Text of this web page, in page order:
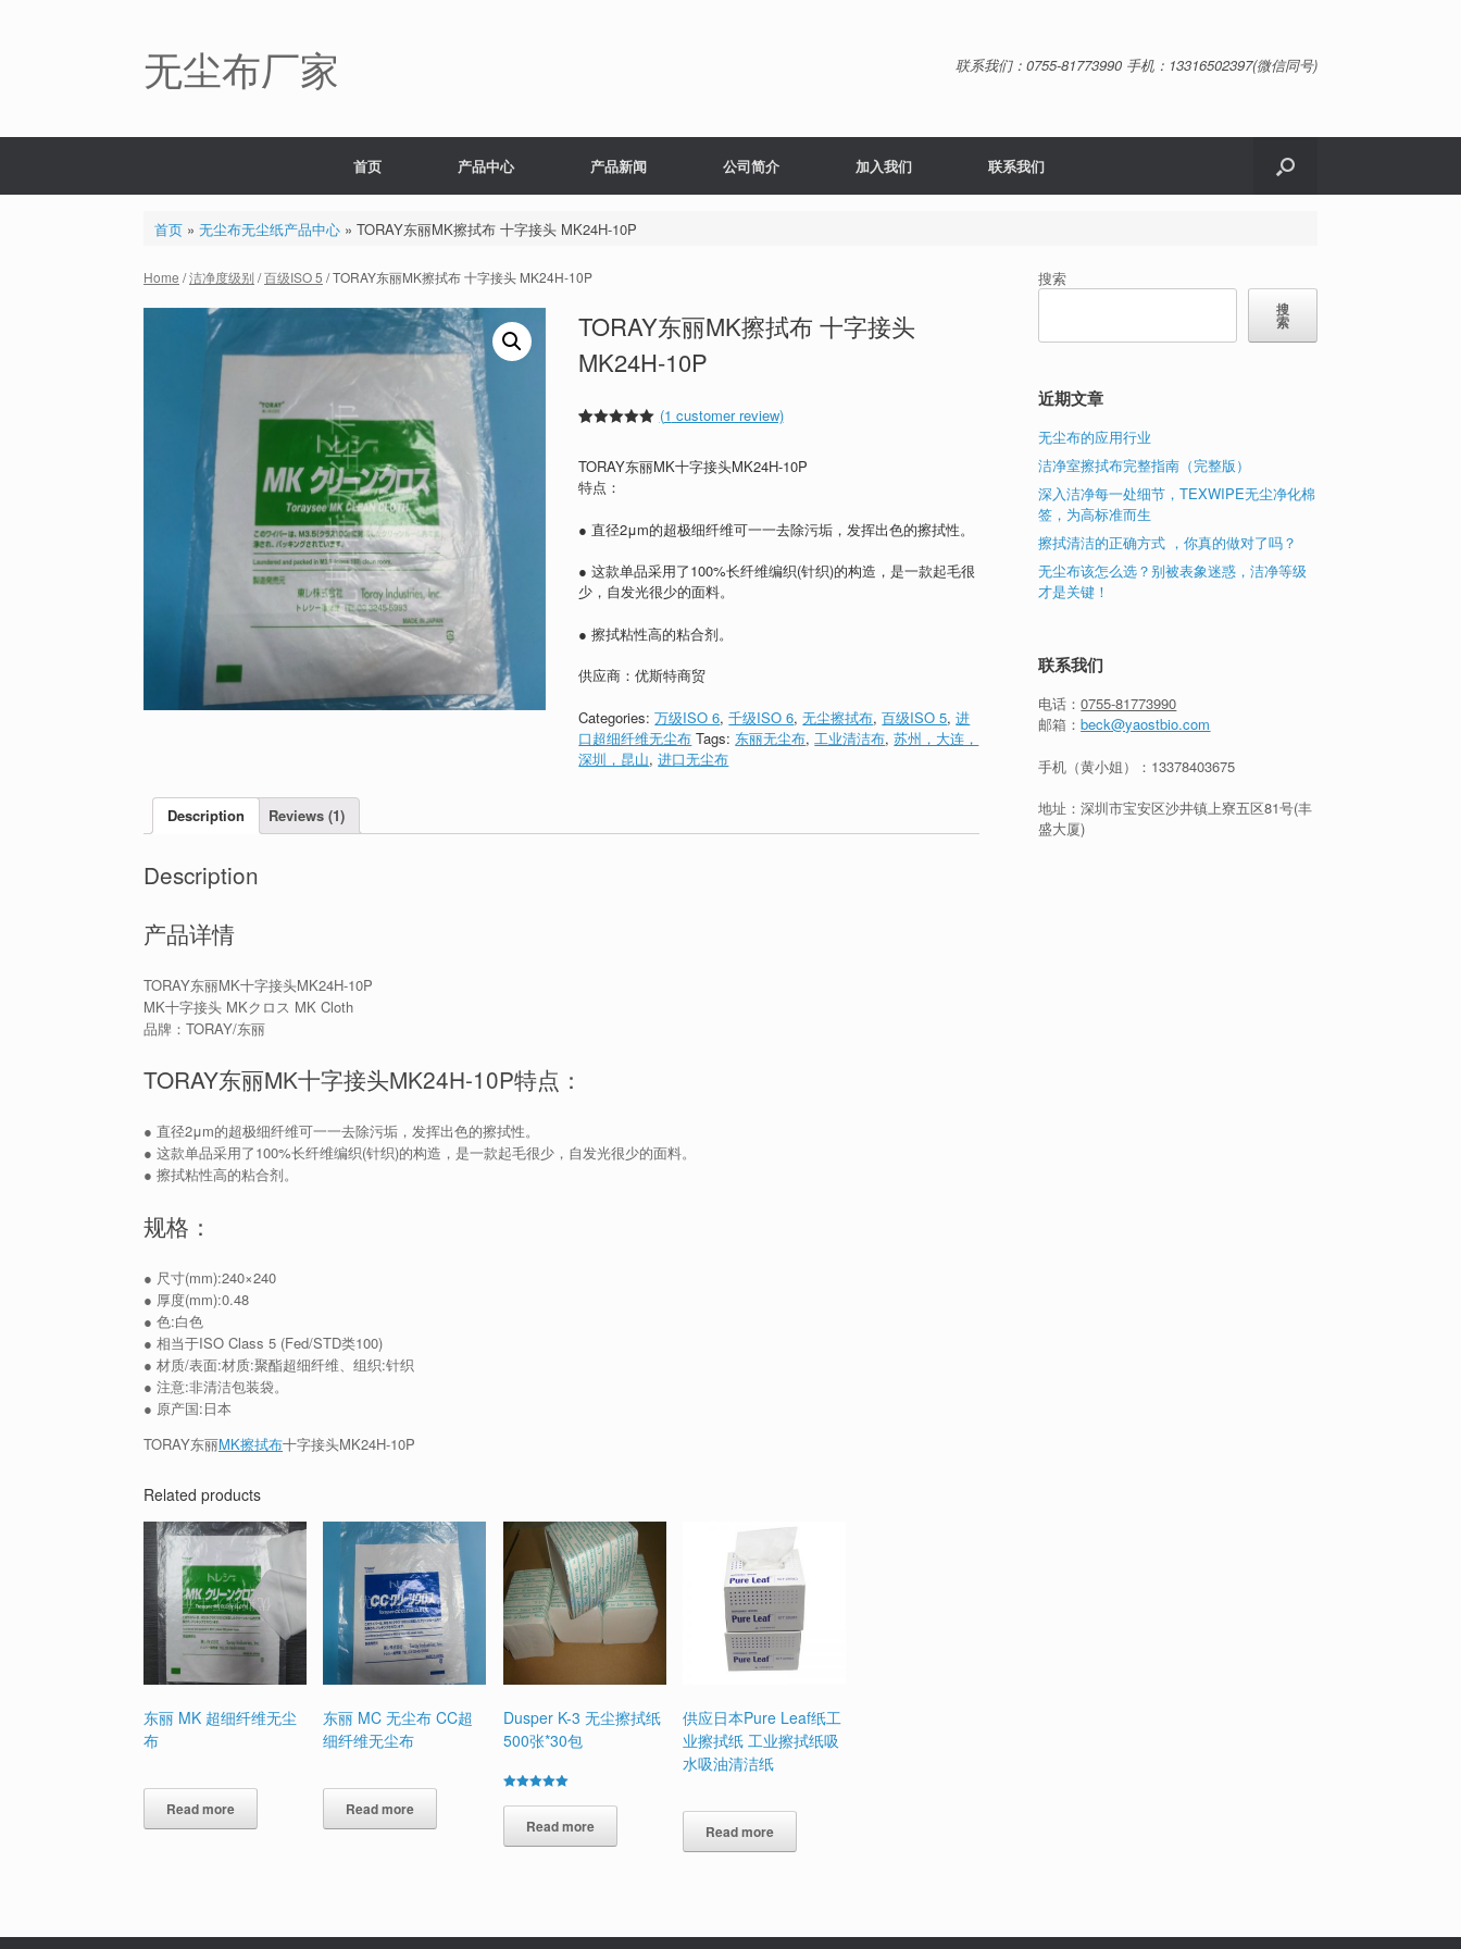
无尘布厂家 联系我们：0755-81773990 手机：13316502397(微信同号)
首页 产品中心 产品新闻 公司简介 加入我们 联系我们
首页» 无尘布无尘纸产品中心» TORAY东丽MK擦拭布 十字接头 MK24H-10P
Home /洁净度级别 /百级ISO 5 / TORAY东丽MK擦拭布 十字接头 MK24H-10P
TORAY东丽MK擦拭布 十字接头
MK24H-10P
based on
customer
rating
(1 customer review)
TORAY东丽MK十字接头MK24H-10P
特点：
● 直径2μm的超极细纤维可一一去除污垢，发挥出色的擦拭性。
● 这款单品采用了100%长纤维编织(针织)的构造，是一款起毛很
少，自发光很少的面料。
● 擦拭粘性高的粘合剂。
供应商：优斯特商贸
Categories:万级ISO 6,千级ISO 6,无尘擦拭布,百级ISO 5,进
口超细纤维无尘布 Tags: 东丽无尘布,工业清洁布,苏州，大连，
深圳，昆山,进口无尘布
Description Reviews (1)
Description
产品详情
TORAY东丽MK十字接头MK24H-10P
MK十字接头 MKクロス MK Cloth
品牌：TORAY/东丽
TORAY东丽MK十字接头MK24H-10P特点：
● 直径2μm的超极细纤维可一一去除污垢，发挥出色的擦拭性。
● 这款单品采用了100%长纤维编织(针织)的构造，是一款起毛很少，自发光很少的面料。
● 擦拭粘性高的粘合剂。
规格：
● 尺寸(mm):240×240
● 厚度(mm):0.48
● 色:白色
● 相当于ISO Class 5 (Fed/STD类100)
● 材质/表面:材质:聚酯超细纤维、组织:针织
● 注意:非清洁包装袋。
● 原产国:日本
TORAY东丽MK擦拭布十字接头MK24H-10P
Related products
东丽 MK 超细纤维无尘
布
Read more
东丽 MC 无尘布 CC超
细纤维无尘布
Read more
Dusper K-3 无尘擦拭纸
500张*30包
5.00
out of 5Read more
供应日本Pure Leaf纸工
业擦拭纸 工业擦拭纸吸
水吸油清洁纸
Read more
搜索
搜
索
近期文章
无尘布的应用行业
洁净室擦拭布完整指南（完整版）
深入洁净每一处细节，TEXWIPE无尘净化棉
签，为高标准而生
擦拭清洁的正确方式 ，你真的做对了吗？
无尘布该怎么选？别被表象迷惑，洁净等级
才是关键！
联系我们
电话：0755-81773990
邮箱：beck@yaostbio.com
手机（黄小姐）： 13378403675
地址：深圳市宝安区沙井镇上寮五区81号(丰
盛大厦)